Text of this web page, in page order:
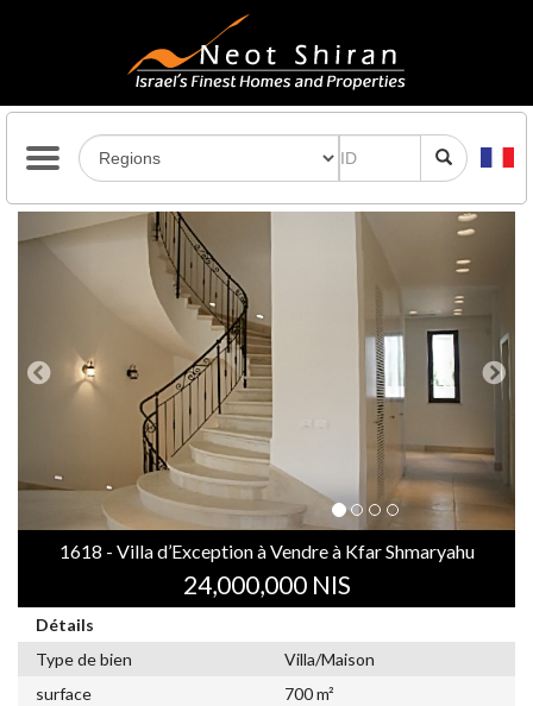
Previous Next
1618 - Villa d’Exception à Vendre à Kfar Shmaryahu
24,000,000 NIS
Détails
Type de bien
Villa/Maison
surface
700 m²